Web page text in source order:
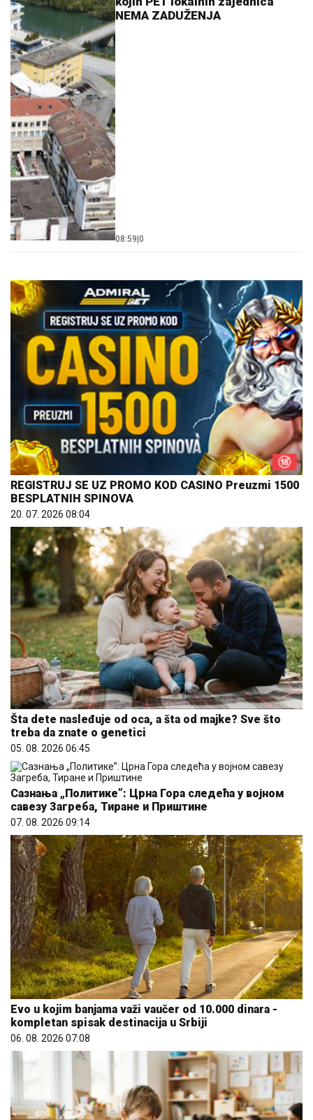
NEMA ZADUŽENJA
08:59 0
REGISTRUJ SE UZ PROMO KOD CASINO Preuzmi 1500
BESPLATNIH SPINOVA
20. 07. 2026 08:04
Šta dete nasleđuje od oca, a šta od majke? Sve što
treba da znate o genetici
05. 08. 2026 06:45
Сазнања „Политике”: Црна Гора следећа у војном
савезу Загреба, Тиране и Приштине
07. 08. 2026 09:14
Evo u kojim banjama važi vaučer od 10.000 dinara -
kompletan spisak destinacija u Srbiji
06. 08. 2026 07:08